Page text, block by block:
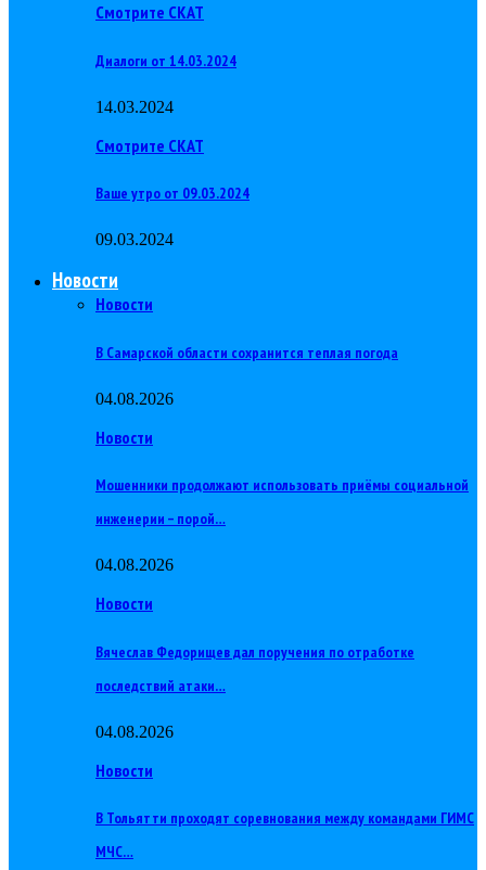
Смотрите СКАТ
Диалоги от 14.03.2024
14.03.2024
Смотрите СКАТ
Ваше утро от 09.03.2024
09.03.2024
Новости
Новости
В Самарской области сохранится теплая погода
04.08.2026
Новости
Мошенники продолжают использовать приёмы социальной
инженерии – порой…
04.08.2026
Новости
Вячеслав Федорищев дал поручения по отработке
последствий атаки…
04.08.2026
Новости
В Тольятти проходят соревнования между командами ГИМС
МЧС…